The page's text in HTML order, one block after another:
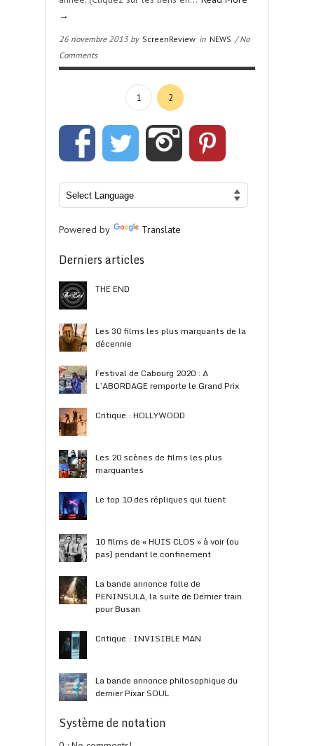
→
26 novembre 2013 by ScreenReview in NEWS / No
Comments
1 2
Powered by Translate
Derniers articles
THE END
Les 30 films les plus marquants de la
décennie
Festival de Cabourg 2020 : A
L’ABORDAGE remporte le Grand Prix
Critique : HOLLYWOOD
Les 20 scènes de films les plus
marquantes
Le top 10 des répliques qui tuent
10 films de « HUIS CLOS » à voir (ou
pas) pendant le confinement
La bande annonce folle de
PENINSULA, la suite de Dernier train
pour Busan
Critique : INVISIBLE MAN
La bande annonce philosophique du
dernier Pixar SOUL
Système de notation